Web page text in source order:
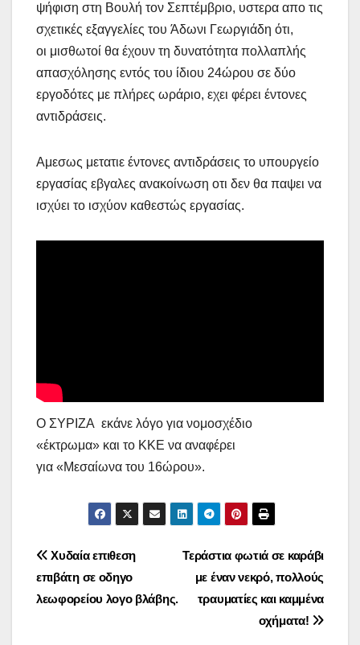
ψήφιση στη Βουλή τον Σεπτέμβριο, υστερα απο τις
σχετικές εξαγγελίες του Άδωνι Γεωργιάδη ότι,
οι μισθωτοί θα έχουν τη δυνατότητα πολλαπλής
απασχόλησης εντός του ίδιου 24ώρου σε δύο
εργοδότες με πλήρες ωράριο, εχει φέρει έντονες
αντιδράσεις.
Αμεσως μετατιε έντονες αντιδράσεις το υπουργείο
εργασίας εβγαλες ανακοίνωση οτι δεν θα παψει να
ισχύει το ισχύον καθεστώς εργασίας.
Ο ΣΥΡΙΖΑ εκάνε λόγο για νομοσχέδιο
«έκτρωμα» και το ΚΚΕ να αναφέρει
για «Μεσαίωνα του 16ώρου».
Πλοήγηση
άρθρων
Τεράστια φωτιά σε καράβι
με έναν νεκρό, πολλούς
τραυματίες και καμμένα
οχήματα!
Χυδαία επιθεση
επιβάτη σε οδηγο
λεωφορείου λογο βλάβης.